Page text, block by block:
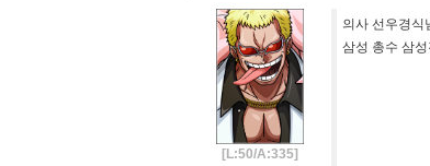
[L:50/A:335]
의사 선우경식
삼성 총수 삼